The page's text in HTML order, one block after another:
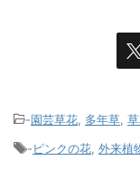
-園芸草花 多年草
-ピンクの花 外来植